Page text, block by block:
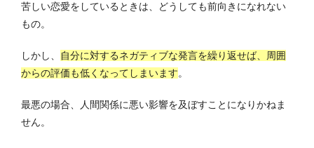
苦しい恋愛をしているときは、どうしても前向きになれない
もの。
しかし、
自分に対するネガティブな発言を繰り返せば、周囲
からの評価も低くなってしまいます。
最悪の場合、人間関係に悪い影響を及ぼすことになりかねま
せん。